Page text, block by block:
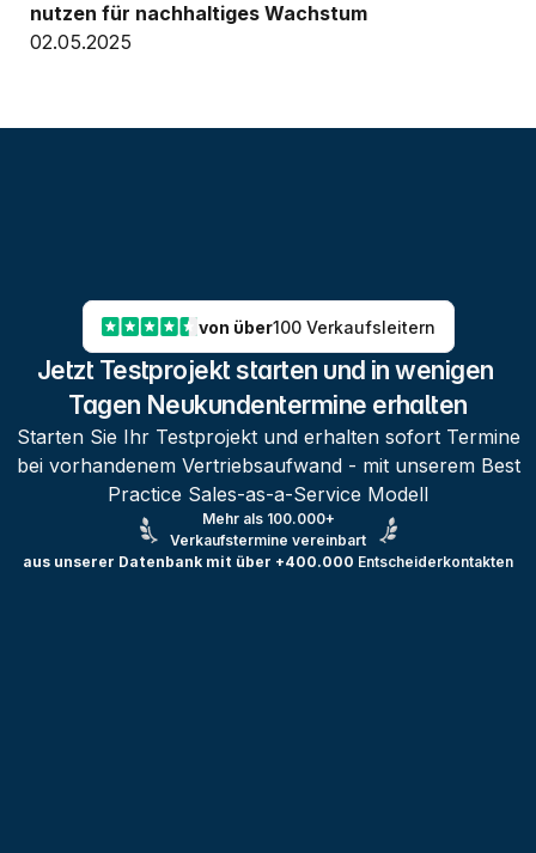
nutzen für nachhaltiges Wachstum
02.05.2025
von über100 Verkaufsleitern
Jetzt Testprojekt starten und in wenigen
Tagen Neukundentermine erhalten
Starten Sie Ihr Testprojekt und erhalten sofort Termine
bei vorhandenem Vertriebsaufwand - mit unserem Best
Practice Sales-as-a-Service Modell
Mehr als 100.000+
Verkaufstermine vereinbart
aus unserer Datenbank mit über +400.000 Entscheiderkontakten